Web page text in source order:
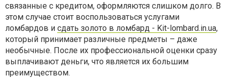
связанные с кредитом, оформляются слишком долго. В
этом случае стоит воспользоваться услугами
ломбардов и сдать золото в ломбард - Kit-lombard.in.ua,
который принимает различные предметы – даже
необычные. После их профессиональной оценки сразу
выплачивают деньги, что является их большим
преимуществом.